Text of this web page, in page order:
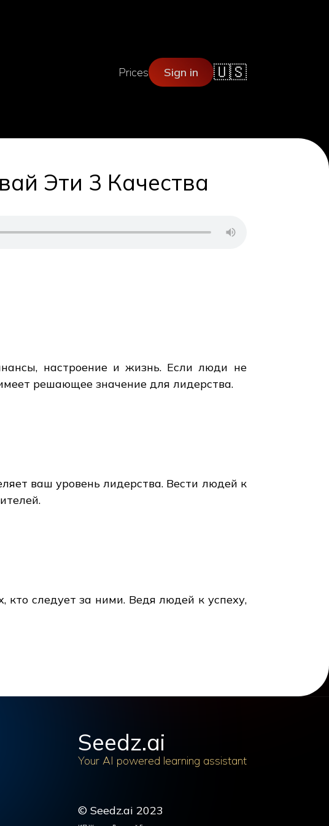
Prices Sign in 🇺🇸
Эти 3 Качества
настроение и жизнь. Если люди не
решающее значение для лидерства.
ваш уровень лидерства. Вести людей к
следует за ними. Ведя людей к успеху,
Seedz.ai
Your AI powered learning assistant
© Seedz.ai 2023